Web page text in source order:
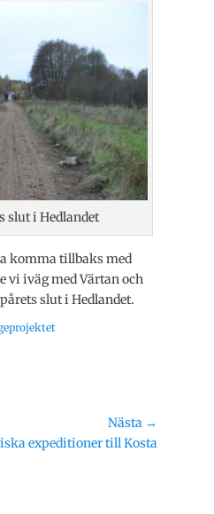
slut i Hedlandet
komma tillbaks med
vi iväg med Värtan och
slut i Hedlandet.
Nästa →
expeditioner till Kosta